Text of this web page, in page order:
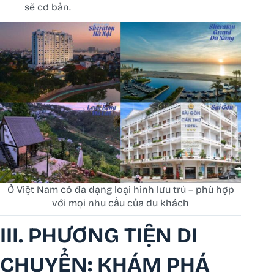
sẽ cơ bản.
Ở Việt Nam có đa dạng loại hình lưu trú – phù hợp
với mọi nhu cầu của du khách
III. PHƯƠNG TIỆN DI
CHUYỂN: KHÁM PHÁ